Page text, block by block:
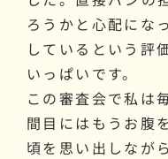
ろうかと心配にな
しているという評
いっぱいです。
この審査会で私は
間目にはもうお腹
頃を思い出しなが